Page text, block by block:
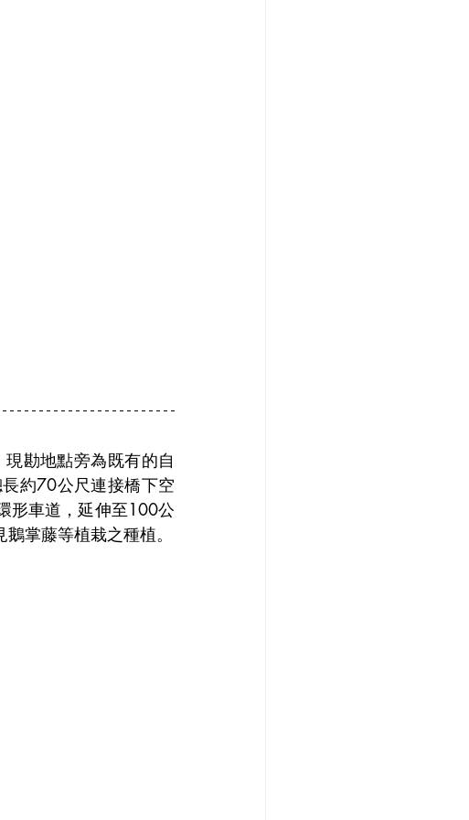
勘地點旁為既有的自
約70公尺連接橋下空
形車道，延伸至100公
掌藤等植栽之種植。